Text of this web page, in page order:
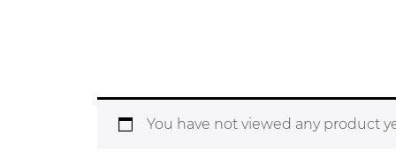
You have not viewed any product